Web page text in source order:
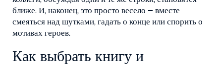
ближе. И, наконец, это просто весело – вместе
смеяться над шутками, гадать о конце или спорить о
мотивах героев.
Как выбрать книгу и